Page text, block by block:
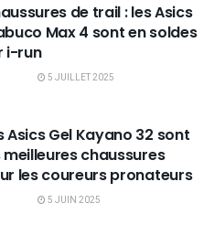
de trail : les Asics
Max 4 sont en soldes
i-run
5 JUILLET 2025
Asics Gel Kayano 32 sont
meilleures chaussures
les coureurs pronateurs
5 JUIN 2025